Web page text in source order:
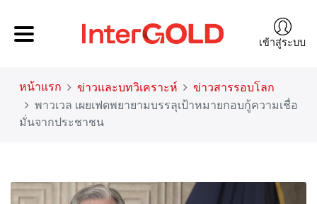
เข้าสู่ระบบ
หน้าแรก ข่าวและบทวิเคราะห์
ข่าวสารรอบโลก
พาวเวล เผยเฟดพยายามบรรลุเป้าหมายกอบกู้ความเชื่อ
มั่นจากประชาชน